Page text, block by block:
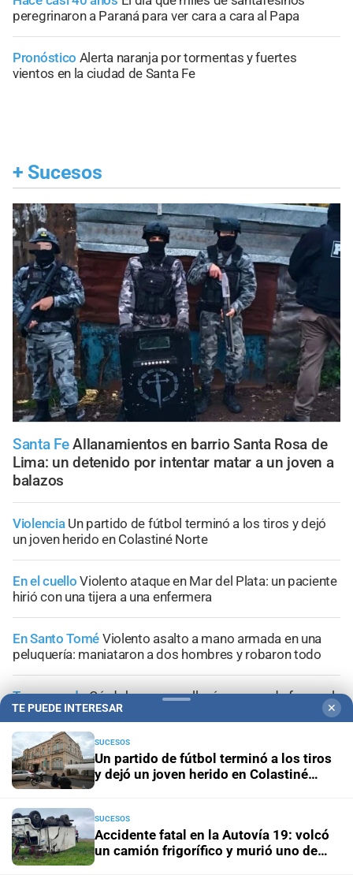
peregrinaron a Paraná para ver cara a cara al Papa
Pronóstico Alerta naranja por tormentas y fuertes
vientos en la ciudad de Santa Fe
+ Sucesos
Santa Fe Allanamientos en barrio Santa Rosa de
Lima: un detenido por intentar matar a un joven a
balazos
Violencia Un partido de fútbol terminó a los tiros y dejó
un joven herido en Colastiné Norte
En el cuello Violento ataque en Mar del Plata: un paciente
hirió con una tijera a una enfermera
En Santo Tomé Violento asalto a mano armada en una
peluquería: maniataron a dos hombres y robaron todo
Tercer gradoCórdoba: un nene llevó un arma de fuego al
colegio y activaron un operativo de seguridad
+Información General
TE PUEDE INTERESAR ✕
SUCESOS
Un partido de fútbol terminó a los tiros
y dejó un joven herido en Colastiné
SUCESOS
Accidente fatal en la Autovía 19: volcó
un camión frigorífico y murió uno de